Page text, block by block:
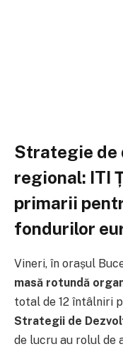
Strategie de
regional: ITI
primarii
fondurilor
Vineri, în orașul
masă rotundă
total de 12 întâlniri
Strategii de
de lucru au rolul de